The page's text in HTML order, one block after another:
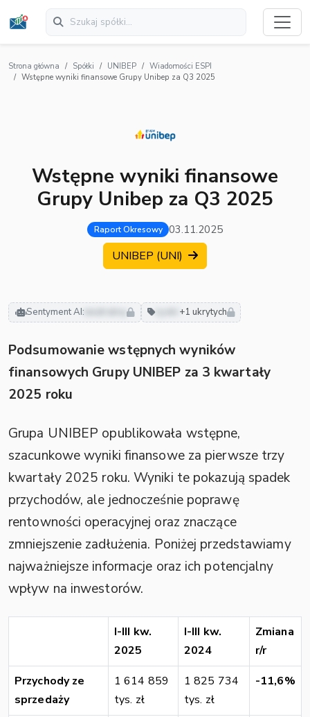
Strona główna Spółki UNIBEP
Wiadomości ESPI
Wstępne wyniki finansowe Grupy Unibep za Q3 2025
Wstępne wyniki finansowe
Grupy Unibep za Q3 2025
Raport Okresowy 03.11.2025
UNIBEP (UNI)
Sentyment AI: neutralny +1 ukrytych
Podsumowanie wstępnych wyników
finansowych Grupy UNIBEP za 3 kwartały
2025 roku
Grupa UNIBEP opublikowała wstępne,
szacunkowe wyniki finansowe za pierwsze trzy
kwartały 2025 roku. Wyniki te pokazują spadek
przychodów, ale jednocześnie poprawę
rentowności operacyjnej oraz znaczące
zmniejszenie zadłużenia. Poniżej przedstawiamy
najważniejsze informacje oraz ich potencjalny
wpływ na inwestorów.
I-III kw.
2025
I-III kw.
2024
Zmiana
r/r
Przychody ze
sprzedaży
1 614 859
tys. zł
1 825 734
tys. zł
-11,6%